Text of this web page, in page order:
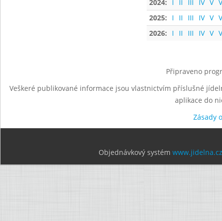
2024:
I II III IV V
2025:
I II III IV V
2026:
I II III IV V
Připraveno
Veškeré publikované informace jsou vlastnictvím příslušné
aplikace do
Zásady
Objednávkový systém www.jidelna.cz